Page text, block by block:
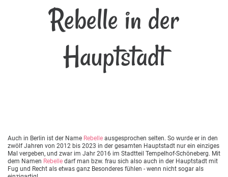
Rebelle in der
Hauptstadt
Auch in Berlin ist der Name Rebelle ausgesprochen selten. So wurde er in den
zwölf Jahren von 2012 bis 2023 in der gesamten Hauptstadt nur ein einziges
Mal vergeben, und zwar im Jahr 2016 im Stadtteil Tempelhof-Schöneberg. Mit
dem Namen Rebelle darf man bzw. frau sich also auch in der Hauptstadt mit
Fug und Recht als etwas ganz Besonderes fühlen - wenn nicht sogar als